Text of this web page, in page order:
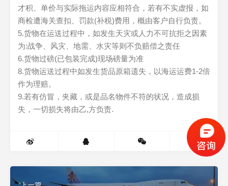
才积、单价与实际拖运内容应相符合，若有不实虚报，如
商检遭海关查扣、罚款(补税)费用，概由客户自行负责。
5.货物在运送过程中，如发生天灾或人力不可抗拒之因素
为:战争、风灾、地需、水灾等则不负赔偿之责任
6.货物过磅(已包装完成)现场磅量为准
8.货物运送过程中如发生货品原箱遗失，以海运运费1-2倍
作为理赔。
9.若有仿冒，夹藏，或是品名物件不符的状况，造成损
失，一切损失将由乙,方负责.
0